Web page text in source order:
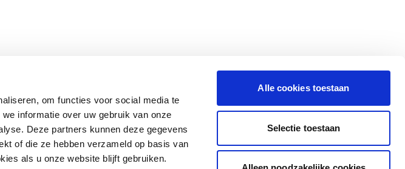
om functies voor social media te
informatie over uw gebruik van onze
Deze partners kunnen deze gegevens
of die ze hebben verzameld op basis van
als u onze website blijft gebruiken.
Alle cookies toestaan
Selectie toestaan